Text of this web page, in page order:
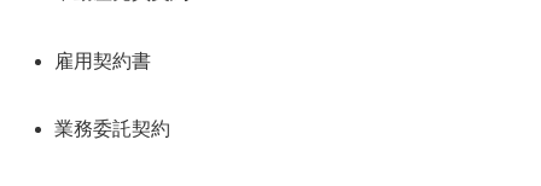
雇用契約書
業務委託契約